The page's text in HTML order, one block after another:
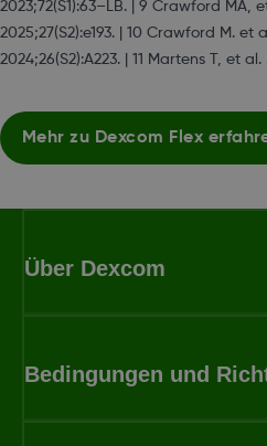
2023;72(S1):63–LB. | 9 Crawford MA,
2025;27(S2):e193. | 10 Crawford M. et
2024;26(S2):A223. | 11 Martens T, et
Mehr zu Dexcom Flex
Über Dexcom
Bedingungen und